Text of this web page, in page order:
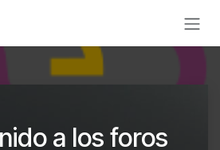
a los foros